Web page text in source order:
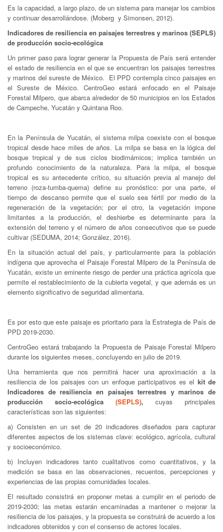
Es la capacidad, a largo plazo, de un sistema para manejar los cambios
y continuar desarrollándose. (Moberg y Simonsen, 2012).
Indicadores de resiliencia en paisajes terrestres y marinos (SEPLS)
de producción socio-ecológica
Un primer paso para lograr generar la Propuesta de País será entender
el estado de resiliencia en el que se encuentran los paisajes terrestres
y marinos del sureste de México. El PPD contempla cinco paisajes en
el Sureste de México. CentroGeo estará enfocado en el Paisaje
Forestal Milpero, que abarca alrededor de 50 municipios en los Estados
de Campeche, Yucatán y Quintana Roo.
En la Península de Yucatán, el sistema milpa coexiste con el bosque
tropical desde hace miles de años. La milpa se basa en la lógica del
bosque tropical y de sus ciclos biodimámicos; implica también un
profundo conocimiento de la naturaleza. Para la milpa, el bosque
tropical es su antecedente crítico, su situación previa al manejo del
terreno (roza-tumba-quema) define su pronóstico: por una parte, el
tiempo de descanso permite que el suelo sea fértil por medio de la
regeneración de la vegetación; por el otro, la vegetación impone
limitantes a la producción, el deshierbe es determinante para la
extensión del terreno y el número de años consecutivos que se puede
cultivar (SEDUMA, 2014; González, 2016).
En la situación actual del país, y particularmente para la población
indígena que aprovecha el Paisaje Forestal Milpero de la Península de
Yucatán, existe un eminente riesgo de perder una práctica agrícola que
permite el restablecimiento de la cubierta vegetal, y que además es un
elemento significativo de seguridad alimentaria.
Es por esto que este paisaje es prioritario para la Estrategia de País de
PPD 2019-2030.
CentroGeo estará trabajando la Propuesta de Paisaje Forestal Milpero
durante los siguientes meses, concluyendo en julio de 2019.
Una herramienta que nos permitirá hacer una aproximación a la
resiliencia de los paisajes con un enfoque participativos es el kit de
Indicadores de resiliencia en paisajes terrestres y marinos de
producción socio-ecológica (SEPLS), cuyas principales
características son las siguientes:
a) Consisten en un set de 20 indicadores diseñados para capturar
diferentes aspectos de los sistemas clave: ecológico, agrícola, cultural
y socioeconómico.
b) Incluyen indicadores tanto cualitativos como cuantitativos, y la
medición se basa en las observaciones, recuentos, percepciones y
experiencias de las propias comunidades locales.
El resultado consistirá en proponer metas a cumplir en el periodo de
2019-2030; las metas estarán encaminadas a mantener o mejorar la
resiliencia de los paisajes, y la propuesta se construirá de acuerdo a los
indicadores obtenidos y con el consenso de actores locales.